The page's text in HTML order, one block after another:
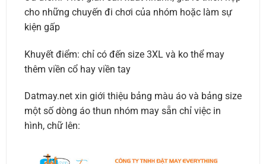
cho những chuyến đi chơi của nhóm hoặc làm sự
kiện gấp
Khuyết điểm: chỉ có đến size 3XL và ko thể may
thêm viền cổ hay viền tay
Datmay.net xin giới thiệu bảng màu áo và bảng size
một số dòng áo thun nhóm may sẵn chỉ việc in
hình, chữ lên: